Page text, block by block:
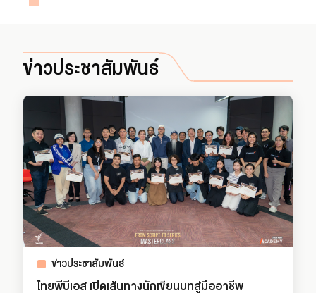
ข่าวประชาสัมพันธ์
ข่าวประชาสัมพันธ์
ไทยพีบีเอส เปิดเส้นทางนักเขียนบทสู่มืออาชีพ